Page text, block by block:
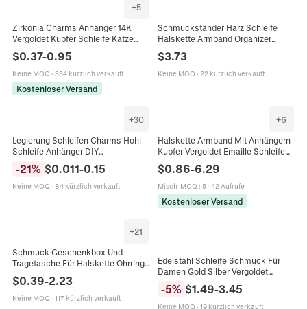
+5
Zirkonia Charms Anhänger 14K
Vergoldet Kupfer Schleife Katze
Fischschwanz Für DIY
Schmuckherstellung Halsketten
Armbänder
$0.37-0.95
Keine MOQ · 334 kürzlich verkauft
Kostenloser Versand
Schmuckständer Harz Schleife
Halskette Armband Organizer
Kreative Theken-Requisiten
Minimalistisches Design
$3.73
Keine MOQ · 22 kürzlich verkauft
+30
Legierung Schleifen Charms Hohl
Schleife Anhänger DIY
Armband Ohrringe Handwerk
-21% $0.011-0.15
Keine MOQ · 84 kürzlich verkauft
+6
Halskette Armband Mit Anhängern
Kupfer Vergoldet Emaille Schleife
Perle Verstellbarer Schmuck
Damen
$0.86-6.29
Misch-MOQ : 5· 42 Aufrufe
Kostenloser Versand
+21
Schmuck Geschenkbox Und
Tragetasche Für Halskette Ohrring
Ring Elegante Papierverpackung
Mit Satinnband Schleife
Goldfoliendruck
$0.39-2.23
Keine MOQ · 117 kürzlich verkauft
Edelstahl Schleife Schmuck Für
Damen Gold Silber Vergoldet
Schleife Offene Ring Ohrstecker
Anhänger Halskette Armreif
-5% $1.49-3.45
Keine MOQ · 19 kürzlich verkauft